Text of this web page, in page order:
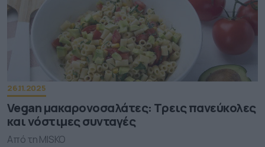
26.11.2025
Vegan μακαρονοσαλάτες: Τρεις πανεύκολες
και νόστιμες συνταγές
Από τη MISKO